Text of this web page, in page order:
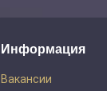
Информация
Вакансии